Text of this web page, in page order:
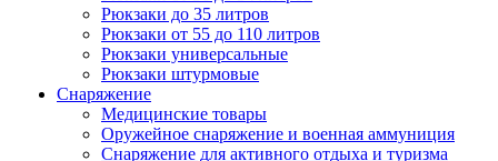
Рюкзаки до 35 литров
Рюкзаки от 55 до 110 литров
Рюкзаки универсальные
Рюкзаки штурмовые
Снаряжение
Медицинские товары
Оружейное снаряжение и военная аммуниция
Снаряжение для активного отдыха и туризма